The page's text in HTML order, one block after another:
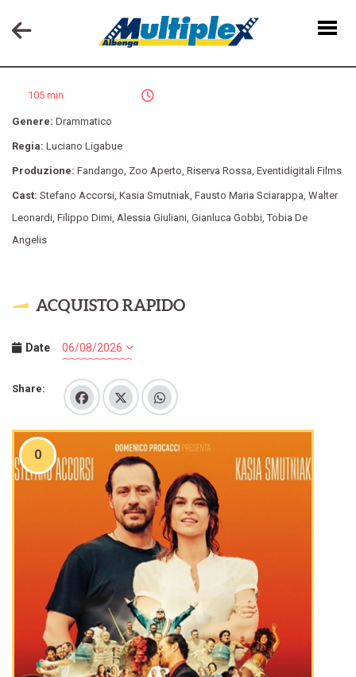
MADE IN ITALY
105 min
Genere: Drammatico
Regia: Luciano Ligabue
Produzione: Fandango, Zoo Aperto, Riserva Rossa, Eventidigitali Films
Cast: Stefano Accorsi, Kasia Smutniak, Fausto Maria Sciarappa, Walter
Leonardi, Filippo Dimi, Alessia Giuliani, Gianluca Gobbi,Tobia De
Angelis
ACQUISTO RAPIDO
Date
Share:
0